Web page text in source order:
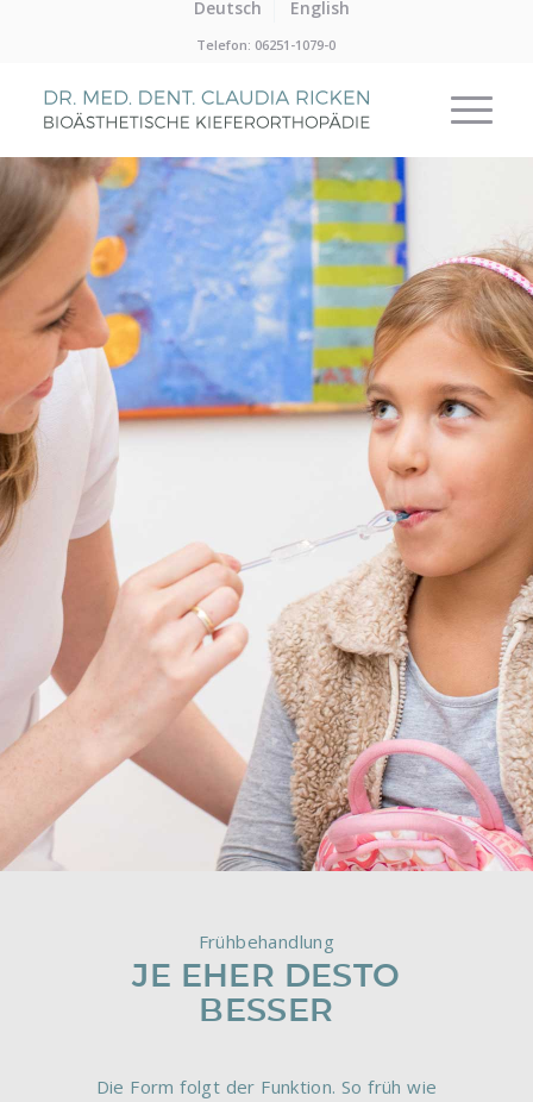
Deutsch English
Telefon: 06251-1079-0
Frühbehandlung
JE EHER DESTO
BESSER
Die Form folgt der Funktion. So früh wie